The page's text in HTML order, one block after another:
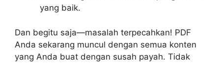
yang baik.
Dan begitu saja—masalah terpecahkan! PDF
Anda sekarang muncul dengan semua konten
yang Anda buat dengan susah payah. Tidak